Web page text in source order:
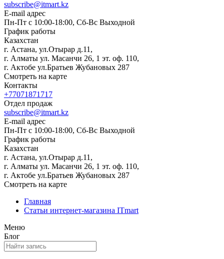
subscribe@itmart.kz
E-mail адрес
Пн-Пт с 10:00-18:00, Сб-Вс Выходной
График работы
Казахстан
г. Астана, ул.Отырар д.11,
г. Алматы ул. Масанчи 26, 1 эт. оф. 110,
г. Актобе ул.Братьев Жубановых 287
Смотреть на карте
Контакты
+77071871717
Отдел продаж
subscribe@itmart.kz
E-mail адрес
Пн-Пт с 10:00-18:00, Сб-Вс Выходной
График работы
Казахстан
г. Астана, ул.Отырар д.11,
г. Алматы ул. Масанчи 26, 1 эт. оф. 110,
г. Актобе ул.Братьев Жубановых 287
Смотреть на карте
Главная
Статьи интернет-магазина ITmart
Меню
Блог